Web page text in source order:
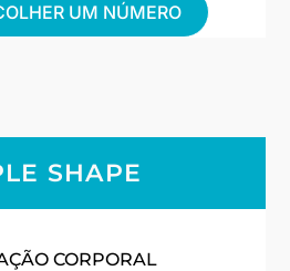
UM NÚMERO
SHAPE
CORPORAL